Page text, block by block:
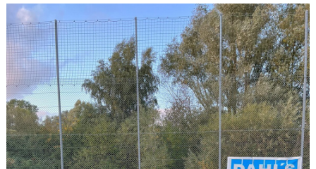
BILDGALLERI
DOKUMENT
KONTAKT